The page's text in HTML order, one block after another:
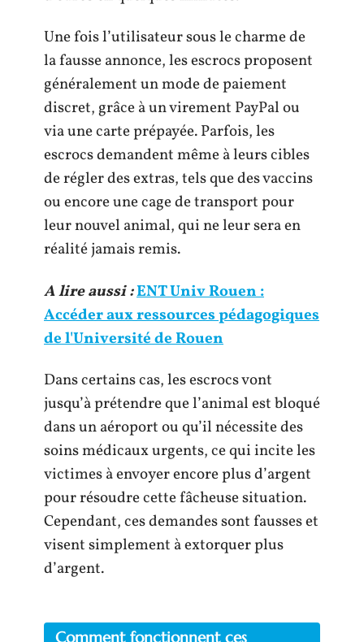
Une fois l’utilisateur sous le charme de
la fausse annonce, les escrocs proposent
généralement un mode de paiement
discret, grâce à un virement PayPal ou
via une carte prépayée. Parfois, les
escrocs demandent même à leurs cibles
de régler des extras, tels que des vaccins
ou encore une cage de transport pour
leur nouvel animal, qui ne leur sera en
réalité jamais remis.
A lire aussi :ENT Univ Rouen :
Accéder aux ressources pédagogiques
de l'Université de Rouen
Dans certains cas, les escrocs vont
jusqu’à prétendre que l’animal est bloqué
dans un aéroport ou qu’il nécessite des
soins médicaux urgents, ce qui incite les
victimes à envoyer encore plus d’argent
pour résoudre cette fâcheuse situation.
Cependant, ces demandes sont fausses et
visent simplement à extorquer plus
d’argent.
Comment fonctionnent ces